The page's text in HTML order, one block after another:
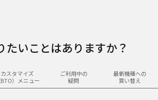
たいことはありますか？
カスタマイズ
BTO）メニュー
ご利用中の
疑問
最新機種への
買い替え